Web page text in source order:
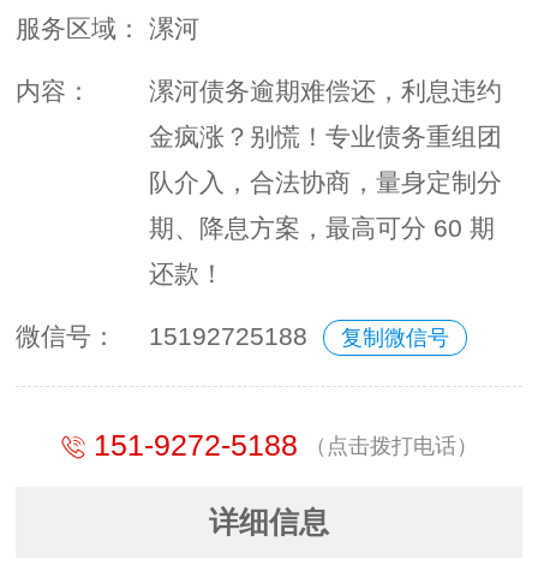
服务区域： 漯河
内容：
漯河债务逾期难偿还，利息违约
金疯涨？别慌！专业债务重组团
队介入，合法协商，量身定制分
期、降息方案，最高可分 60 期
还款！
微信号： 15192725188 复制微信号
151-9272-5188 （点击拨打电话）
详细信息